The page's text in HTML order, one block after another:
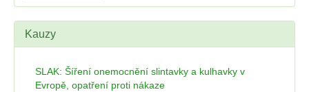
Kauzy
SLAK: Šíření onemocnění slintavky a kulhavky v
Evropě, opatření proti nákaze